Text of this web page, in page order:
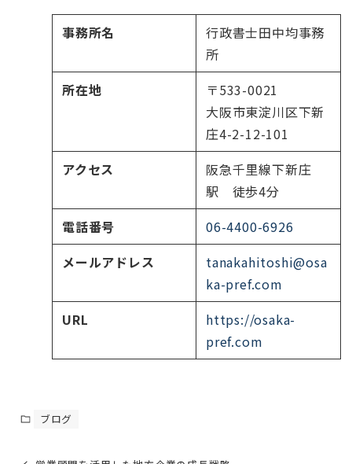
事務所名
行政書士田中均事務
所
所在地
〒533-0021
大阪市東淀川区下新
庄4-2-12-101
アクセス
阪急千里線下新庄
駅 徒歩4分
電話番号
06-4400-6926
メールアドレス
tanakahitoshi@osa
ka-pref.com
URL
https://osaka-
pref.com
ブログ